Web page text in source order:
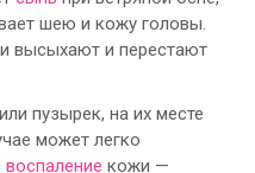
шею и кожу головы.
высыхают и перестают
пузырек, на их месте
может легко
воспаление кожи —